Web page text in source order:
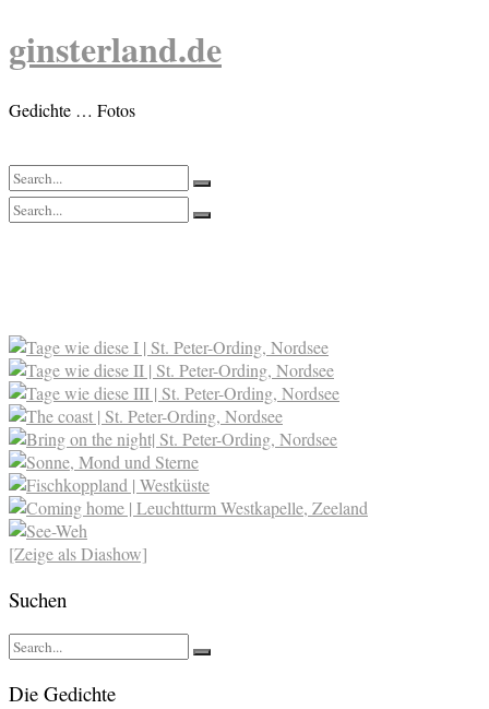
Skip
to
ginsterland.de
Gedichte … Fotos
[Zeige als Diashow]
Suchen
Die Gedichte